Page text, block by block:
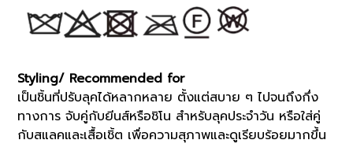
Styling/ Recommended for
เป็นชิ้นที่ปรับลุคได้หลากหลาย ตั้งแต่สบาย ๆ ไปจนถึงกึ่ง
ทางการ จับคู่กับยีนส์หรือชิโน สำหรับลุคประจำวัน หรือใส่คู่
กับสแลคและเสื้อเชิ้ต เพื่อความสุภาพและดูเรียบร้อยมากขึ้น